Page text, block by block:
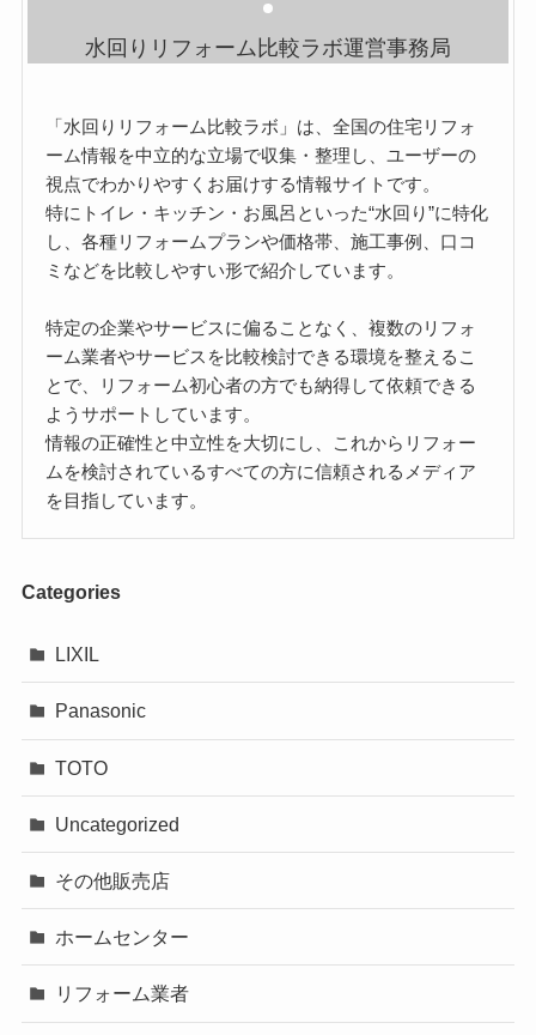
水回りリフォーム比較ラボ運営事務局
「水回りリフォーム比較ラボ」は、全国の住宅リフォ
ーム情報を中立的な立場で収集・整理し、ユーザーの
視点でわかりやすくお届けする情報サイトです。
特にトイレ・キッチン・お風呂といった“水回り”に特化
し、各種リフォームプランや価格帯、施工事例、口コ
ミなどを比較しやすい形で紹介しています。
特定の企業やサービスに偏ることなく、複数のリフォ
ーム業者やサービスを比較検討できる環境を整えるこ
とで、リフォーム初心者の方でも納得して依頼できる
ようサポートしています。
情報の正確性と中立性を大切にし、これからリフォー
ムを検討されているすべての方に信頼されるメディア
を目指しています。
Categories
LIXIL
Panasonic
TOTO
Uncategorized
その他販売店
ホームセンター
リフォーム業者